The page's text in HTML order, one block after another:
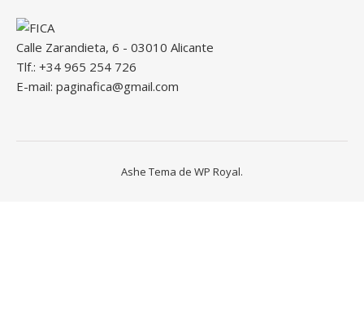
Calle Zarandieta, 6 - 03010 Alicante
Tlf.: +34 965 254 726
E-mail: paginafica@gmail.com
Ashe Tema de WP Royal.